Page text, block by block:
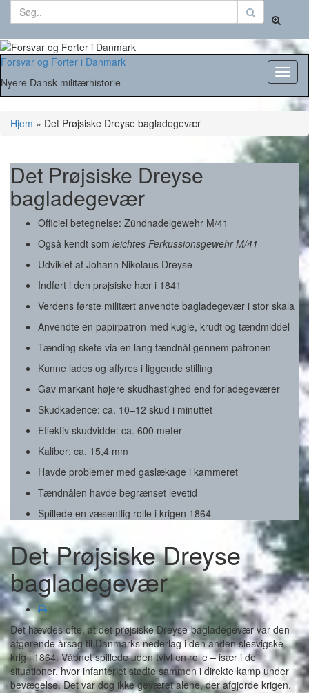
Toggle
form
Search
for:
Forsvar og Forter i Danmark
Nyere Dansk militærhistorie
Hjem » Det Prøjsiske Dreyse bagladegevær
Det Prøjsiske Dreyse
bagladegevær
Officiel betegnelse: Zündnadelgewehr M/41
Også kendt som leichtes Perkussionsgewehr M/41
Udviklet af Johann Nikolaus Dreyse
Indført i den prøjsiske hær i 1841
Verdens første militært anvendte bagladegevær i stor skala
Anvendte en papirpatron med kugle, krudt og tændmiddel
Tænding skete via en lang tændnål gennem patronen
Kunne lades og affyres i liggende stilling
Gav markant højere skudhastighed end forladegeværer
Skudkadence: ca. 10–12 skud i minuttet
Effektiv skudvidde: ca. 600 meter
Kaliber: ca. 15,4 mm
Havde problemer med gaslækage i kammeret
Tændnålen havde begrænset levetid
Spillede en væsentlig rolle i krigen 1864
Det Prøjsiske Dreyse
bagladegevær
Det hævdes ofte, at det prøjsiske Dreyse-bagladegevær var den
afgørende årsag til Danmarks nederlag i den anden slesvigske
krig i 1864. Våbnet spillede uden tvivl en rolle – især i de
situationer, hvor infanteriet stødte sammen i direkte kamp under
bevægelse. Det var dog ikke geværet alene, der afgjorde krigen.